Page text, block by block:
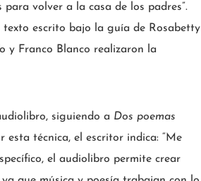
volver a la casa de los padres”.
escrito bajo la guía de Rosabetty
y Franco Blanco realizaron la
siguiendo a Dos poemas
esta técnica, el escritor indica: “Me
el audiolibro permite crear